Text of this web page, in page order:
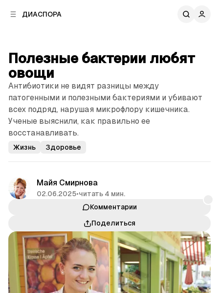
ДИАСПОРА
Полезные бактерии любят
овощи
Антибиотики не видят разницы между
патогенными и полезными бактериями и убивают
всех подряд, нарушая микрофлору кишечника.
Ученые выяснили, как правильно ее
восстанавливать.
Жизнь Здоровье
Майя Смирнова
02.06.2025•читать 4 мин.
Комментарии
Поделиться